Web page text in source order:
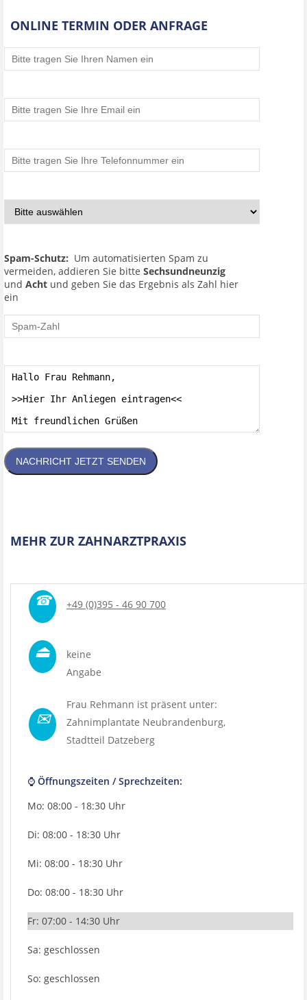
ONLINE TERMIN ODER ANFRAGE
Spam-Schutz: Um automatisierten Spam zu
vermeiden, addieren Sie bitte Sechsundneunzig
und Acht und geben Sie das Ergebnis als Zahl hier
ein
NACHRICHT JETZT SENDEN
MEHR ZUR ZAHNARZTPRAXIS
☎ +49 (0)395 - 46 90 700
⏏
keine
Angabe
✉
Frau Rehmann ist präsent unter:
Zahnimplantate Neubrandenburg,
Stadtteil Datzeberg
⌚ Öffnungszeiten / Sprechzeiten:
Mo: 08:00 - 18:30 Uhr
Di: 08:00 - 18:30 Uhr
Mi: 08:00 - 18:30 Uhr
Do: 08:00 - 18:30 Uhr
Fr: 07:00 - 14:30 Uhr
Sa: geschlossen
So: geschlossen